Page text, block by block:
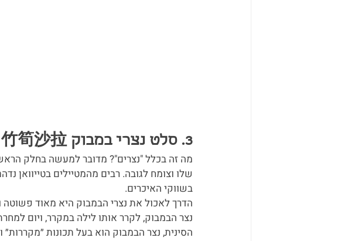
3. סלט נצרי במבוק 竹筍沙拉
מה זה בכלל "נצרים"? מדובר למעשה בחלק
שלו וצומח לגובה. רבים מהמטיילים בטייוואן
בשווקי האיכרים.
הדרך לאכול את נצרי הבמבוק היא מאוד פשוטה
נצר הבמבוק, לקרר אותו לילה במקרר, ויום
הסינית, נצר הבמבוק הוא בעל תכונות